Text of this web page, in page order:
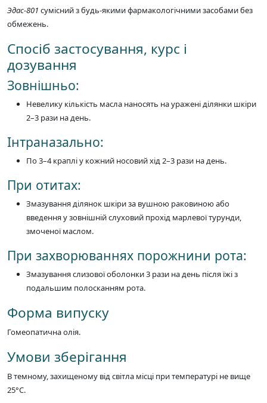
Эдас-801 сумісний з будь-якими фармакологічними засобами без
обмежень.
Спосіб застосування, курс і
дозування
Зовнішньо:
Невелику кількість масла наносять на уражені ділянки шкіри
2–3 рази на день.
Інтраназально:
По 3–4 краплі у кожний носовий хід 2–3 рази на день.
При отитах:
Змазування ділянок шкіри за вушною раковиною або
введення у зовнішній слуховий прохід марлевої турунди,
змоченої маслом.
При захворюваннях порожнини рота:
Змазування слизової оболонки 3 рази на день після їжі з
подальшим полосканням рота.
Форма випуску
Гомеопатична олія.
Умови зберігання
В темному, захищеному від світла місці при температурі не вище
25°C.